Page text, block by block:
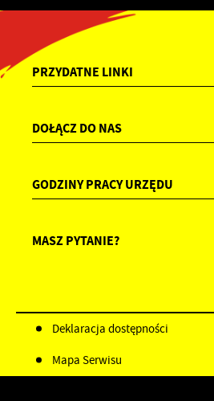
PRZYDATNE LINKI
DOŁĄCZ DO NAS
GODZINY PRACY URZĘDU
MASZ PYTANIE?
Deklaracja dostępności
Mapa Serwisu